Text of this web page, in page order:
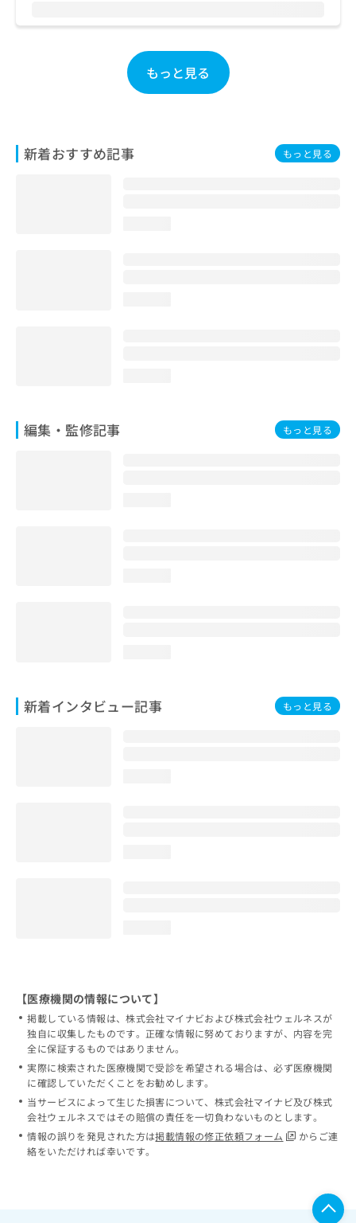
もっと見る
新着おすすめ記事 もっと見る
編集・監修記事 もっと見る
新着インタビュー記事 もっと見る
問
ら
【医療機関の情報について】
掲載している情報は、株式会社マイナビおよび株式会社ウェルネスが
独自に収集したものです。正確な情報に努めておりますが、内容を完
全に保証するものではありません。
実際に検索された医療機関で受診を希望される場合は、必ず医療機関
に確認していただくことをお勧めします。
当サービスによって生じた損害について、株式会社マイナビ及び株式
会社ウェルネスではその賠償の責任を一切負わないものとします。
情報の誤りを発見された方は掲載情報の修正依頼フォーム
からご連
絡をいただければ幸いです。